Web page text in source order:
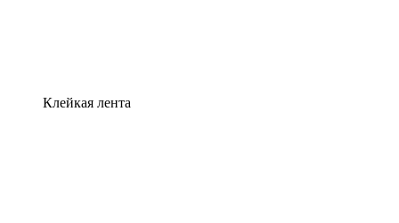
Клейкая лента